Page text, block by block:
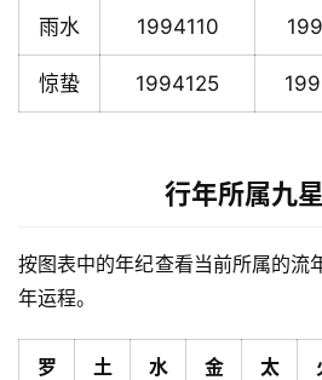
雨水 1994110
惊蛰 1994125
行年所属九
按图表中的年纪查看当前所属的流
年运程。
罗
土
水
金
太